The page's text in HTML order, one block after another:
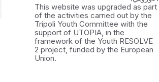
This website was upgraded as part
of the activities carried out by the
Tripoli Youth Committee with the
support of UTOPIA, in the
framework of the Youth RESOLVE
2 project, funded by the European
Union.